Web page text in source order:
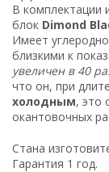
В комплектации
блок Dimond
Имеет
близкими к
увеличен в 40
что он, при
холодным, это
окантовочных
Стана
Гарантия 1 год.